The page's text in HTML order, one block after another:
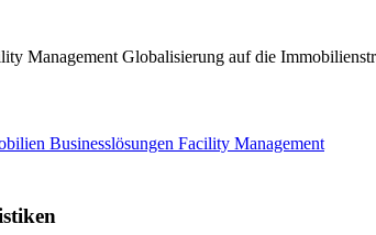
Management Globalisierung auf die
Businesslösungen Facility Management